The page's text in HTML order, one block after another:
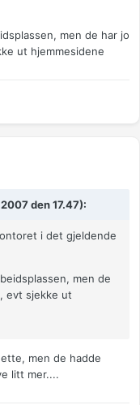
men de har jo
ut hjemmesidene
den 17.47):
i det gjeldende
men de
evt sjekke ut
men de hadde
litt mer....